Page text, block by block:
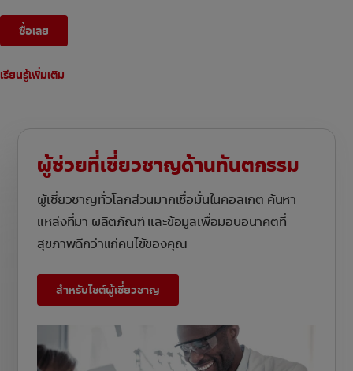
ซื้อเลย
เรียนรู้เพิ่มเติม
ผู้ช่วยที่เชี่ยวชาญด้านทันตกรรม
ผู้เชี่ยวชาญทั่วโลกส่วนมากเชื่อมั่นในคอลเกต ค้นหา
แหล่งที่มา ผลิตภัณฑ์ และข้อมูลเพื่อมอบอนาคตที่
สุขภาพดีกว่าแก่คนไข้ของคุณ
สำหรับไซต์ผู้เชี่ยวชาญ